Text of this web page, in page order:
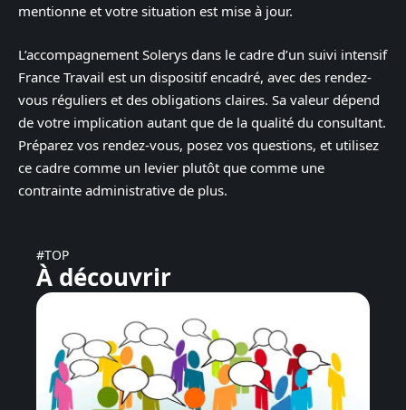
mentionne et votre situation est mise à jour.
L’accompagnement Solerys dans le cadre d’un suivi intensif
France Travail est un dispositif encadré, avec des rendez-
vous réguliers et des obligations claires. Sa valeur dépend
de votre implication autant que de la qualité du consultant.
Préparez vos rendez-vous, posez vos questions, et utilisez
ce cadre comme un levier plutôt que comme une
contrainte administrative de plus.
#TOP
À découvrir